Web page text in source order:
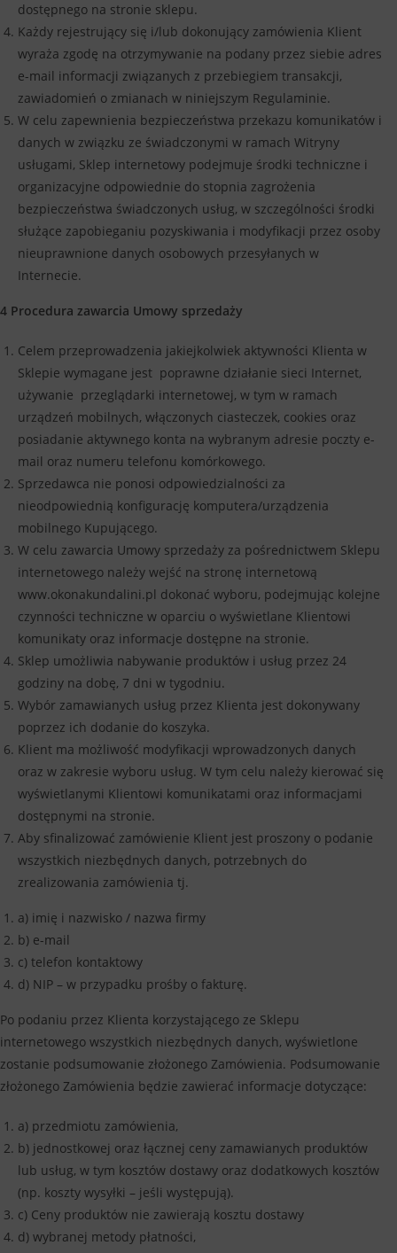
dostępnego na stronie sklepu.
Każdy rejestrujący się i/lub dokonujący zamówienia Klient
wyraża zgodę na otrzymywanie na podany przez siebie adres
e-mail informacji związanych z przebiegiem transakcji,
zawiadomień o zmianach w niniejszym Regulaminie.
W celu zapewnienia bezpieczeństwa przekazu komunikatów i
danych w związku ze świadczonymi w ramach Witryny
usługami, Sklep internetowy podejmuje środki techniczne i
organizacyjne odpowiednie do stopnia zagrożenia
bezpieczeństwa świadczonych usług, w szczególności środki
służące zapobieganiu pozyskiwania i modyfikacji przez osoby
nieuprawnione danych osobowych przesyłanych w
Internecie.
4 Procedura zawarcia Umowy sprzedaży
Celem przeprowadzenia jakiejkolwiek aktywności Klienta w
Sklepie wymagane jest poprawne działanie sieci Internet,
używanie przeglądarki internetowej, w tym w ramach
urządzeń mobilnych, włączonych ciasteczek, cookies oraz
posiadanie aktywnego konta na wybranym adresie poczty e-
mail oraz numeru telefonu komórkowego.
Sprzedawca nie ponosi odpowiedzialności za
nieodpowiednią konfigurację komputera/urządzenia
mobilnego Kupującego.
W celu zawarcia Umowy sprzedaży za pośrednictwem Sklepu
internetowego należy wejść na stronę internetową
www.okonakundalini.pl dokonać wyboru, podejmując kolejne
czynności techniczne w oparciu o wyświetlane Klientowi
komunikaty oraz informacje dostępne na stronie.
Sklep umożliwia nabywanie produktów i usług przez 24
godziny na dobę, 7 dni w tygodniu.
Wybór zamawianych usług przez Klienta jest dokonywany
poprzez ich dodanie do koszyka.
Klient ma możliwość modyfikacji wprowadzonych danych
oraz w zakresie wyboru usług. W tym celu należy kierować się
wyświetlanymi Klientowi komunikatami oraz informacjami
dostępnymi na stronie.
Aby sfinalizować zamówienie Klient jest proszony o podanie
wszystkich niezbędnych danych, potrzebnych do
zrealizowania zamówienia tj.
a) imię i nazwisko / nazwa firmy
b) e-mail
c) telefon kontaktowy
d) NIP – w przypadku prośby o fakturę.
Po podaniu przez Klienta korzystającego ze Sklepu
internetowego wszystkich niezbędnych danych, wyświetlone
zostanie podsumowanie złożonego Zamówienia. Podsumowanie
złożonego Zamówienia będzie zawierać informacje dotyczące:
a) przedmiotu zamówienia,
b) jednostkowej oraz łącznej ceny zamawianych produktów
lub usług, w tym kosztów dostawy oraz dodatkowych kosztów
(np. koszty wysyłki – jeśli występują).
c) Ceny produktów nie zawierają kosztu dostawy
d) wybranej metody płatności,